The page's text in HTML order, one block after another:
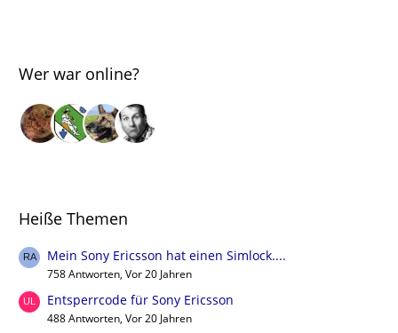
Wer war online?
Heiße Themen
Mein Sony Ericsson hat einen Simlock....
758 Antworten, Vor 20 Jahren
Entsperrcode für Sony Ericsson
488 Antworten, Vor 20 Jahren